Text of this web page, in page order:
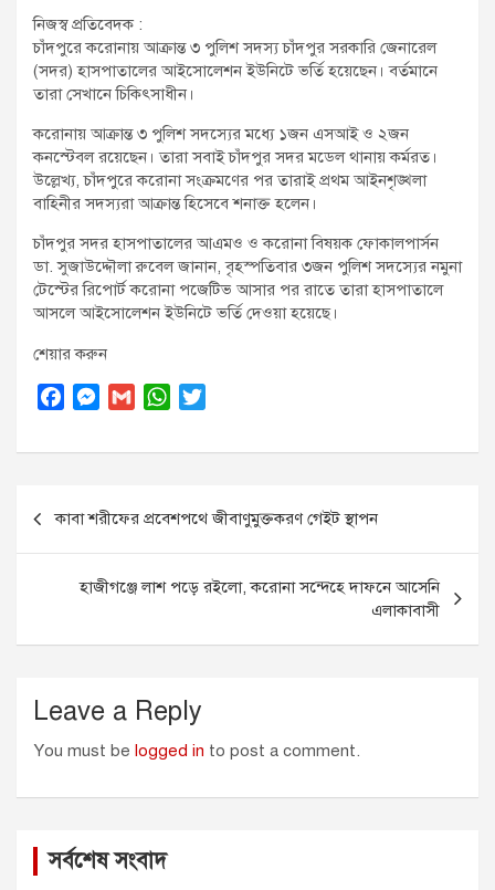
t
:
নিজস্ব প্রতিবেদক :
চাঁদপুরে করোনায় আক্রান্ত ৩ পুলিশ সদস্য চাঁদপুর সরকারি জেনারেল
(সদর) হাসপাতালের আইসোলেশন ইউনিটে ভর্তি হয়েছেন। বর্তমানে
তারা সেখানে চিকিৎসাধীন।
করোনায় আক্রান্ত ৩ পুলিশ সদস্যের মধ্যে ১জন এসআই ও ২জন
কনস্টেবল রয়েছেন। তারা সবাই চাঁদপুর সদর মডেল থানায় কর্মরত।
উল্লেখ্য, চাঁদপুরে করোনা সংক্রমণের পর তারাই প্রথম আইনশৃঙ্খলা
বাহিনীর সদস্যরা আক্রান্ত হিসেবে শনাক্ত হলেন।
চাঁদপুর সদর হাসপাতালের আএমও ও করোনা বিষয়ক ফোকালপার্সন
ডা. সুজাউদ্দৌলা রুবেল জানান, বৃহস্পতিবার ৩জন পুলিশ সদস্যের নমুনা
টেস্টের রিপোর্ট করোনা পজেটিভ আসার পর রাতে তারা হাসপাতালে
আসলে আইসোলেশন ইউনিটে ভর্তি দেওয়া হয়েছে।
শেয়ার করুন
c
o
o
M
s
n
g
e
G
a
W
a
A
p
p
i
e
r
navigation
কাবা শরীফের প্রবেশপথে জীবাণুমুক্তকরণ গেইট স্থাপন
হাজীগঞ্জে লাশ পড়ে রইলো, করোনা সন্দেহে দাফনে আসেনি
এলাকাবাসী
Leave a Reply
You must be logged in to post a comment.
সর্বশেষ সংবাদ